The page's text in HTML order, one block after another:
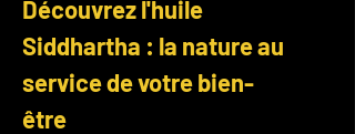
Découvrez l'huile
Siddhartha : la nature au
service de votre bien-
être